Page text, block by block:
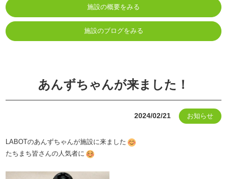
施設の概要をみる
施設のブログをみる
あんずちゃんが来ました！
2024/02/21 お知らせ
LABOTのあんずちゃんが施設に来ました
たちまち皆さんの人気者に